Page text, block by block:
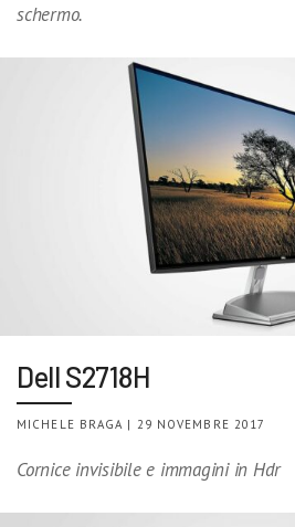
schermo.
Dell S2718H
MICHELE BRAGA | 29 NOVEMBRE 2017
Cornice invisibile e immagini in Hdr